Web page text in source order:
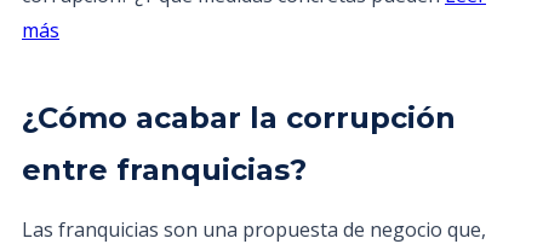
más
¿Cómo acabar la corrupción
entre franquicias?
Las franquicias son una propuesta de negocio que,